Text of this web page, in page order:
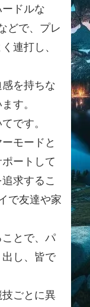
ドルな
どで、プレ
連打し、
を持ちな
す。
です。
モードと
ートして
求するこ
で友達や家
とで、パ
し、皆で
ごとに異